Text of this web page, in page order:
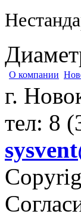
О компании
г.
тел: 8